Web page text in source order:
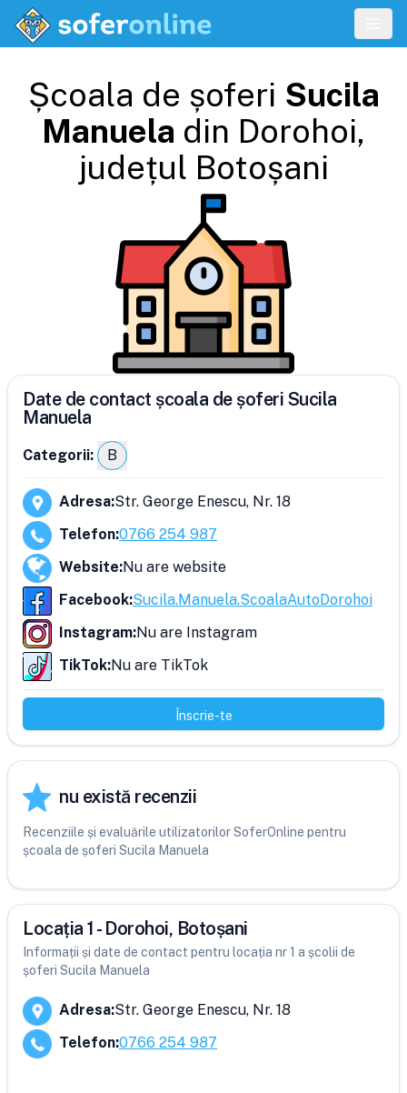
Școala de șoferi Sucila
Manuela din Dorohoi,
județul Botoșani
Date de contact școala de șoferi Sucila
Manuela
Categorii: B
Adresa:Str. George Enescu, Nr. 18
Telefon:0766 254 987
Website:Nu are website
Facebook:Sucila.Manuela.ScoalaAutoDorohoi
Instagram:Nu are Instagram
TikTok:Nu are TikTok
Înscrie-te
nu există recenzii
Recenziile și evaluările utilizatorilor SoferOnline pentru
școala de șoferi Sucila Manuela
Locația 1 - Dorohoi, Botoșani
Informații și date de contact pentru locația nr 1 a școlii de
șoferi Sucila Manuela
Adresa:Str. George Enescu, Nr. 18
Telefon:0766 254 987